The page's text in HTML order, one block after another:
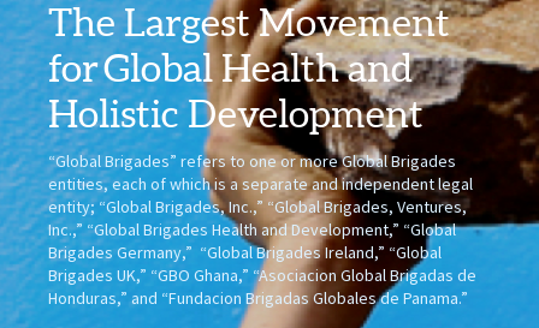
The Largest Movement
forGlobal Healthand
Holistic Development
“Global Brigades” refers to one or more Global Brigades
entities, each of which is a separate and independent legal
entity; “Global Brigades, Inc.,” “Global Brigades, Ventures,
Inc.,” “Global Brigades Health and Development,” “Global
Brigades Germany,” “Global Brigades Ireland,” “Global
Brigades UK,” “GBO Ghana,” “Asociacion Global Brigadas de
Honduras,” and “Fundacion Brigadas Globales de Panama.”